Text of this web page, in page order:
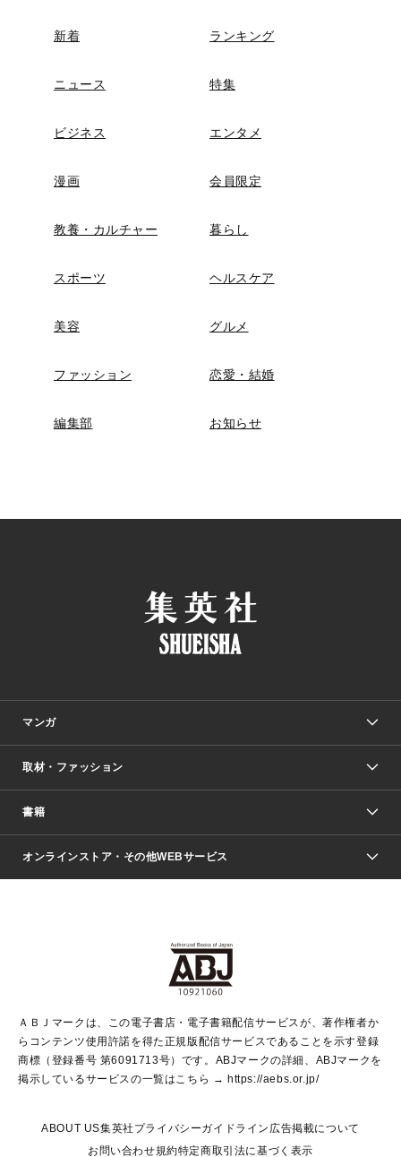
新着 ランキング
ニュース 特集
ビジネス エンタメ
漫画 会員限定
教養・カルチャー 暮らし
スポーツ ヘルスケア
美容 グルメ
ファッション 恋愛・結婚
編集部 お知らせ
マンガ
少年マンガ
Vジャンプ
ジャンプルーキー！
ジャンプTOON
S-MANGA
集英社ジャンプリミックス
週刊ヤングジャンプ
ウルトラジャンプ
少女マンガ
リマコミ＋
マンガMeets
月刊オフィスユー
取材・ファッション
Seventeen
LEE
Marisol
T JAPAN:The New York Times Style Magazine
芸能・情報・スポーツ
パラスポ＋！
書籍
文芸・文庫・総合
青春と読書
アジア人物史
集英社新書
集英社新書プラス
よみタイ
ライトノベル・ノベライズ
集英社Webマガジン Cobalt
集英社オレンジ文庫
シフォン文庫
JUMP j BOOKS
集英社みらい文庫
S-KIDS.LAND
オンラインストア・その他WEBサービス
SHUEISHA MANGA-ART HERITAGE
HAPPY PLUS STORE
shueisha vox
SHOP Marisol
EDITOR'S LAB
ＡＢＪマークは、この電子書店・電子書籍配信サービスが、著作権者か
らコンテンツ使用許諾を得た正規版配信サービスであることを示す登録
商標（登録番号 第6091713号）です。ABJマークの詳細、ABJマークを
掲示しているサービスの一覧はこちら → https://aebs.or.jp/
ABOUT US集英社プライバシーガイドライン 広告掲載について
お問い合わせ規約特定商取引法に基づく表示